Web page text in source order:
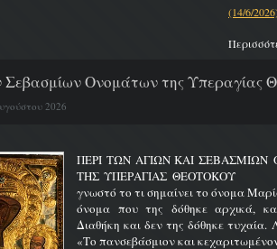
(14/6/
Σεβασμίων Ονομάτων της Υπεραγίας
2026
ΠΕΡΙ ΤΩΝ ΑΓΙΩΝ ΚΑΙ
ΤΗΣ ΥΠΕΡΑΓΙΑΣ ΘΕΟΤΟΚΟΥ
γνωστό το τι σημαίνει το όνομα
όνομα που της δόθηκε αρχικά,
Διαθήκη και δεν της δόθηκε τυχαία.
«Το πανσεβάσμιον και